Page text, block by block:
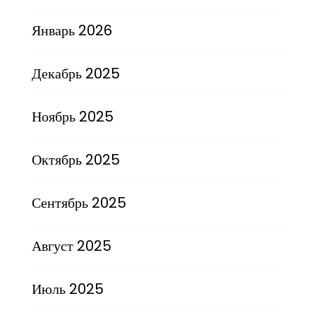
Январь 2026
Декабрь 2025
Ноябрь 2025
Октябрь 2025
Сентябрь 2025
Август 2025
Июль 2025